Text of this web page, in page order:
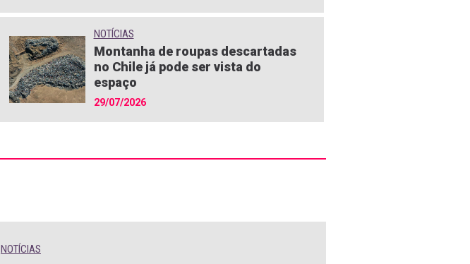
NOTÍCIAS
Montanha de roupas descartadas
no Chile já pode ser vista do
espaço
29/07/2026
NOTÍCIAS